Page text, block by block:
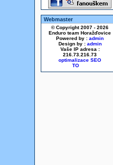
Webmaster
© Copyright 2007 - 2026
Enduro team Horažďovice
Powered by : admin
Design by : admin
Vaše IP adresa :
216.73.216.73
optimalizace SEO